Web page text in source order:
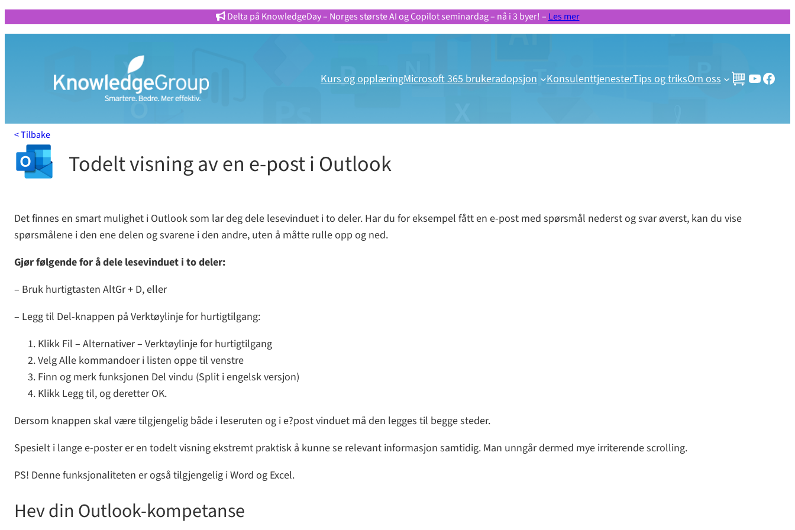
til
Delta på KnowledgeDay – Norges største AI og Copilot seminardag – nå i 3 byer! – Les mer
Kurs og opplæringMicrosoft 365 brukeradopsjon KonsulenttjenesterTips og triksOm oss Gratis videoer og webinar
Besøk vår Facebook side!
< Tilbake
Todelt visning av en e-post i Outlook
Det finnes en smart mulighet i Outlook som lar deg dele lesevinduet i to deler. Har du for eksempel fått en e-post med spørsmål nederst og svar øverst, kan du vise
spørsmålene i den ene delen og svarene i den andre, uten å måtte rulle opp og ned.
Gjør følgende for å dele lesevinduet i to deler:
– Bruk hurtigtasten AltGr + D, eller
– Legg til Del-knappen på Verktøylinje for hurtigtilgang:
Klikk Fil – Alternativer – Verktøylinje for hurtigtilgang
Velg Alle kommandoer i listen oppe til venstre
Finn og merk funksjonen Del vindu (Split i engelsk versjon)
Klikk Legg til, og deretter OK.
Dersom knappen skal være tilgjengelig både i leseruten og i e?post vinduet må den legges til begge steder.
Spesielt i lange e-poster er en todelt visning ekstremt praktisk å kunne se relevant informasjon samtidig. Man unngår dermed mye irriterende scrolling.
PS! Denne funksjonaliteten er også tilgjengelig i Word og Excel.
Hev din Outlook-kompetanse